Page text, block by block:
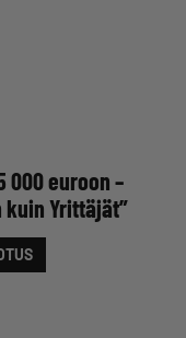
euroon –
kuin Yrittäjät”